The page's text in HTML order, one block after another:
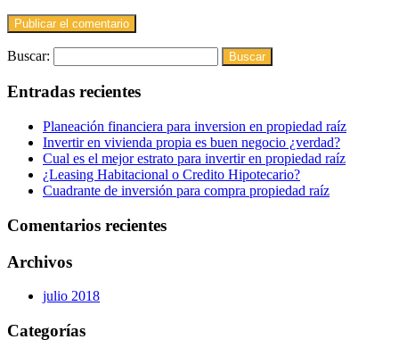
Buscar:
Entradas recientes
Planeación financiera para inversion en propiedad raíz
Invertir en vivienda propia es buen negocio ¿verdad?
Cual es el mejor estrato para invertir en propiedad raíz
¿Leasing Habitacional o Credito Hipotecario?
Cuadrante de inversión para compra propiedad raíz
Comentarios recientes
Archivos
julio 2018
Categorías